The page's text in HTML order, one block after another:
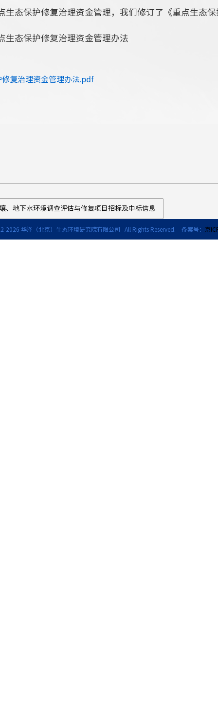
生态保护修复治理资金管理，我们修订了《重点生态
生态保护修复治理资金管理办法
修复治理资金管理办法.pdf
、地下水环境调查评估与修复项目招标及中标信息
2026 华泽（北京）生态环境研究院有限公司 All Rights Reserved. 备案号： 京